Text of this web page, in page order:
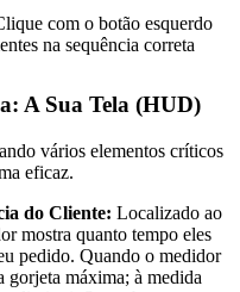
com o botão esquerdo
na sequência correta
A Sua Tela (HUD)
vários elementos críticos
eficaz.
do Cliente: Localizado ao
mostra quanto tempo eles
pedido. Quando o medidor
gorjeta máxima; à medida